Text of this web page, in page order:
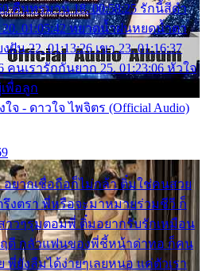
คืนทรมาน 18. 00:58:25 รักนี้สีดำ
20. 01:05:42 หยาดน้ำฝนหยดน้ำตา
ฝัน 22. 01:13:26 เขา 23. 01:16:37
คนเรารักกันยาก 25. 01:23:06 หัวใจ
เพื่อลูก
ใจ - ดาวใจ ไพจิตร (Official Audio)
อยากเชื่อถือก็ไม่กล้า ติ๋มใช่คนสวย
รึงตรา พี่หรือจะมาหมายร่วมชีวี ก็
าวๆรุมตอมพี่ ติ๋มอยากรับรักเหมือน
ดี กลัวแฟนของพี่ชี้หน้าด่าทอ ก็คน
ยังลืมได้ง่ายๆเลยหนอ แค่ตัวเรา